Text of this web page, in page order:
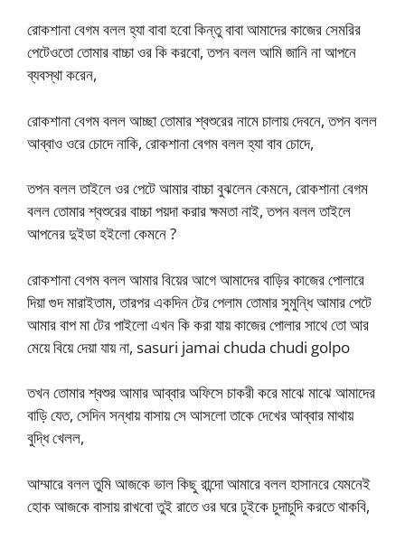
রোকশানা বেগম বলল হ্যা বাবা হবো কিন্তু বাবা আমাদের কাজের সেমরির
পেটেওতো তোমার বাচ্চা ওর কি করবো, তপন বলল আমি জানি না আপনে
ব্যবস্থা করেন,
রোকশানা বেগম বলল আচ্ছা তোমার শ্বশুরের নামে চালায় দেবনে, তপন বলল
আব্বাও ওরে চোদে নাকি, রোকশানা বেগম বলল হ্যা বাব চোদে,
তপন বলল তাইলে ওর পেটে আমার বাচ্চা বুঝলেন কেমনে, রোকশানা বেগম
বলল তোমার শ্বশুরের বাচ্চা পয়দা করার ক্ষমতা নাই, তপন বলল তাইলে
আপনের দুইডা হইলো কেমনে ?
রোকশানা বেগম বলল আমার বিয়ের আগে আমাদের বাড়ির কাজের পোলারে
দিয়া গুদ মারাইতাম, তারপর একদিন টের পেলাম তোমার সুমুন্ধি আমার পেটে
আমার বাপ মা টের পাইলো এখন কি করা যায় কাজের পোলার সাথে তো আর
মেয়ে বিয়ে দেয়া যায় না, sasuri jamai chuda chudi golpo
তখন তোমার শ্বশুর আমার আব্বার অফিসে চাকরী করে মাঝে মাঝে আমাদের
বাড়ি যেত, সেদিন সন্ধায় বাসায় সে আসলো তাকে দেখের আব্বার মাথায়
বুদ্ধি খেলল,
আম্মারে বলল তুমি আজকে ভাল কিছু রান্দো আমারে বলল হাসানরে যেমনেই
হোক আজকে বাসায় রাখবো তুই রাতে ওর ঘরে ঢুইকে চুদাচুদি করতে থাকবি,